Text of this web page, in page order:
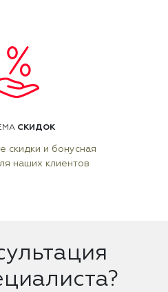
СКИДОК
скидки и бонусная
наших клиентов